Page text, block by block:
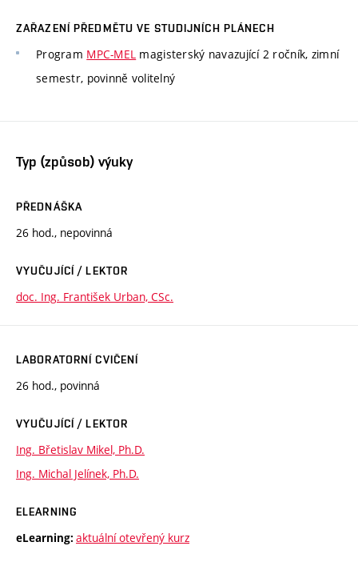
ZAŘAZENÍ PŘEDMĚTU VE STUDIJNÍCH PLÁNECH
Program MPC-MEL magisterský navazující 2 ročník, zimní
semestr, povinně volitelný
Typ (způsob) výuky
PŘEDNÁŠKA
26 hod., nepovinná
VYUČUJÍCÍ / LEKTOR
doc. Ing. František Urban, CSc.
LABORATORNÍ CVIČENÍ
26 hod., povinná
VYUČUJÍCÍ / LEKTOR
Ing. Břetislav Mikel, Ph.D.
Ing. Michal Jelínek, Ph.D.
ELEARNING
eLearning: aktuální otevřený kurz